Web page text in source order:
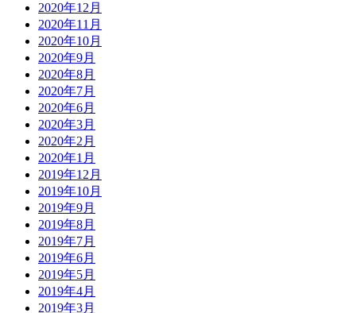
2020年12月
2020年11月
2020年10月
2020年9月
2020年8月
2020年7月
2020年6月
2020年3月
2020年2月
2020年1月
2019年12月
2019年10月
2019年9月
2019年8月
2019年7月
2019年6月
2019年5月
2019年4月
2019年3月